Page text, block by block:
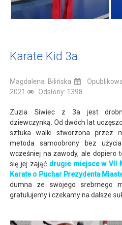
Karate Kid 3a
Magdalena Bilińska
2021
Odsłony: 1398
Zuzia Siwiec z 3a jest
dziewczynką. Od dwóch lat
sztuka walki stworzona przez
metoda samoobrony bez
wcześniej na zawody, ale dopiero
się jej zająć drugie miejsce w VII
Karate o Puchar Prezydenta
dumna ze swojego srebrnego
gratulujemy i czekamy na dalsze